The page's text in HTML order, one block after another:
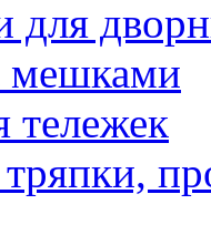
для
мешками
тележек